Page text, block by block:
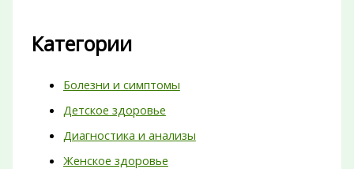
Категории
Болезни и симптомы
Детское здоровье
Диагностика и анализы
Женское здоровье